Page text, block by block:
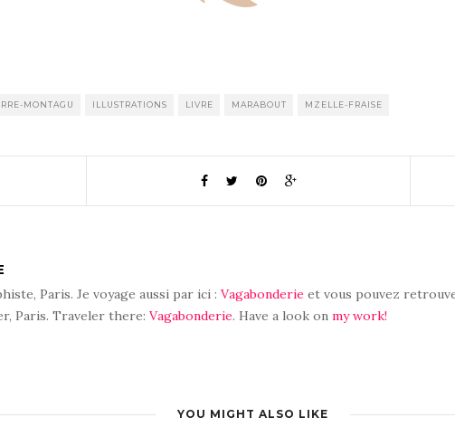
MONTAGU ILLUSTRATIONS LIVRE MARABOUT MZELLE-FRAISE
Paris. Je voyage aussi par ici : Vagabonderie et vous pouvez
Paris. Traveler there: Vagabonderie. Have a look on my work!
YOU MIGHT ALSO LIKE